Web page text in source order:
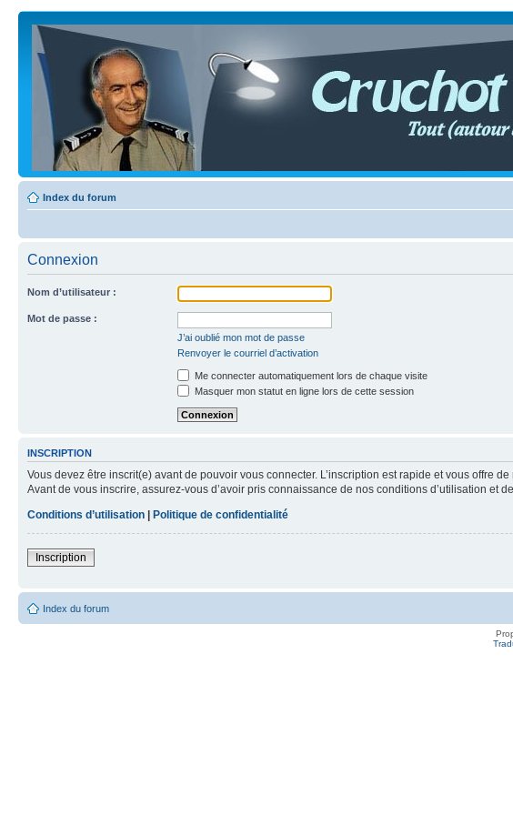
Index du forum
Connexion
Nom d’utilisateur :
Mot de passe :
J’ai oublié mon mot de passe
Renvoyer le courriel d’activation
Me connecter automatiquement lors de chaque visite
Masquer mon statut en ligne lors de cette session
INSCRIPTION
Vous devez être inscrit(e) avant de pouvoir vous connecter. L’inscription est rapide et vous offre
Avant de vous inscrire, assurez-vous d’avoir pris connaissance de nos conditions d’utilisation
Conditions d’utilisation | Politique de confidentialité
Inscription
Index du forum